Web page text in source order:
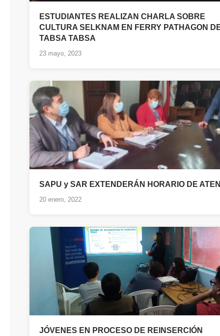
ESTUDIANTES REALIZAN CHARLA SOBRE
CULTURA SELKNAM EN FERRY PATHAGON
TABSA TABSA
23 mayo, 2023
SAPU y SAR EXTENDERÁN HORARIO DE
20 enero, 2022
JÓVENES EN PROCESO DE REINSERCIÓN